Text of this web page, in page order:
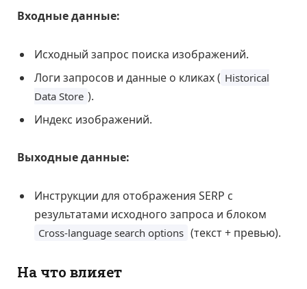
Входные данные:
Исходный запрос поиска изображений.
Логи запросов и данные о кликах ( Historical
Data Store ).
Индекс изображений.
Выходные данные:
Инструкции для отображения SERP с
результатами исходного запроса и блоком
Cross-language search options (текст + превью).
На что влияет